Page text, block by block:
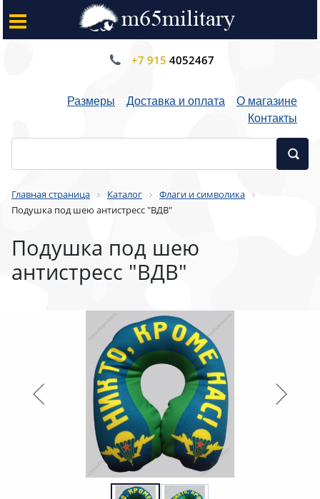
+7 915 4052467
Размеры Доставка и оплата
О магазине
Контакты
Главная страница Каталог
Флаги и символика
Подушка под шею антистресс "ВДВ"
Подушка под шею
антистресс "ВДВ"